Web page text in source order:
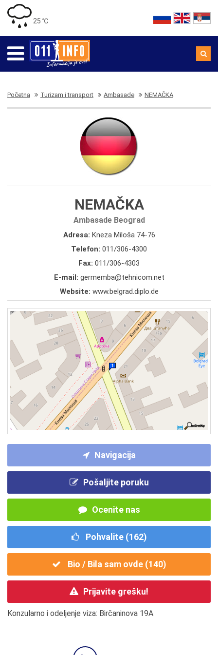
25 ℃
Početna Turizam i transport Ambasade NEMAČKA
NEMAČKA
Ambasade Beograd
Adresa: Kneza Miloša 74-76
Telefon: 011/306-4300
Fax: 011/306-4303
E-mail: germemba@tehnicom.net
Website: www.belgrad.diplo.de
Navigacija
Pošaljite poruku
Ocenite nas
Pohvalite (162)
Bio / Bila sam ovde (140)
Prijavite grešku!
Konzularno i odeljenje viza: Birčaninova 19A